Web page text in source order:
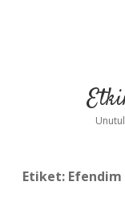
Etiket: